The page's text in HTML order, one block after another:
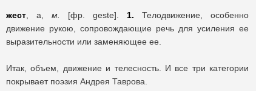
жест , а, м. [фр. geste]. 1. Телодвижение, особенно
движение рукою, сопровождающие речь для усиления ее
выразительности или заменяющее ее.
Итак, объем, движение и телесность. И все три категории
покрывает поэзия Андрея Таврова.